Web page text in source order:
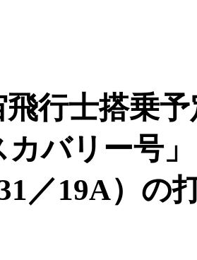
飛行士搭乗
カバリー号」
／19A）